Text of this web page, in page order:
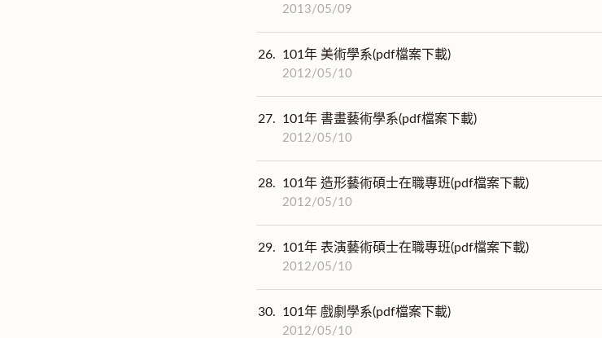
2013/05/09
26. 101年 美術學系(pdf檔案下載)
2012/05/10
27. 101年 書畫藝術學系(pdf檔案下載)
2012/05/10
28. 101年 造形藝術碩士在職專班(pdf檔案下載)
2012/05/10
29. 101年 表演藝術碩士在職專班(pdf檔案下載)
2012/05/10
30. 101年 戲劇學系(pdf檔案下載)
2012/05/10